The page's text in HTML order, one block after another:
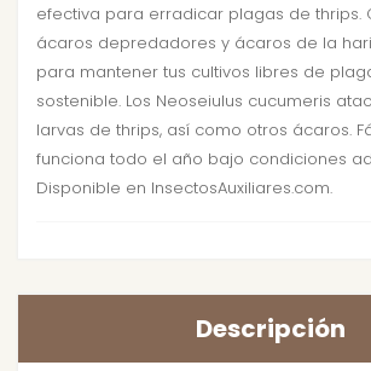
efectiva para erradicar plagas de thrips.
ácaros depredadores y ácaros de la
para mantener tus cultivos libres de
sostenible. Los Neoseiulus cucumeris
larvas de thrips, así como otros ácaros.
funciona todo el año bajo condiciones
Disponible en InsectosAuxiliares.com.
Descripción